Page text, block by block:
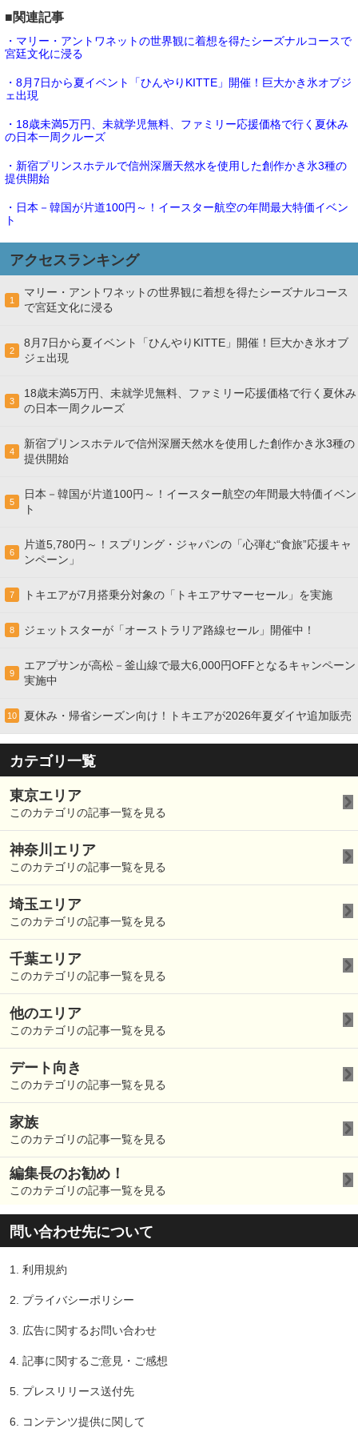
■関連記事
・マリー・アントワネットの世界観に着想を得たシーズナルコースで
宮廷文化に浸る
・8月7日から夏イベント「ひんやりKITTE」開催！巨大かき氷オブジ
ェ出現
・18歳未満5万円、未就学児無料、ファミリー応援価格で行く夏休み
の日本一周クルーズ
・新宿プリンスホテルで信州深層天然水を使用した創作かき氷3種の
提供開始
・日本－韓国が片道100円～！イースター航空の年間最大特価イベン
ト
アクセスランキング
1
マリー・アントワネットの世界観に着想を得たシーズナルコース
で宮廷文化に浸る
2
8月7日から夏イベント「ひんやりKITTE」開催！巨大かき氷オブ
ジェ出現
3
18歳未満5万円、未就学児無料、ファミリー応援価格で行く夏休み
の日本一周クルーズ
4
新宿プリンスホテルで信州深層天然水を使用した創作かき氷3種の
提供開始
5
日本－韓国が片道100円～！イースター航空の年間最大特価イベン
ト
6
片道5,780円～！スプリング・ジャパンの「心弾む“食旅”応援キャ
ンペーン」
7 トキエアが7月搭乗分対象の「トキエアサマーセール」を実施
8 ジェットスターが「オーストラリア路線セール」開催中！
9
エアプサンが高松－釜山線で最大6,000円OFFとなるキャンペーン
実施中
10 夏休み・帰省シーズン向け！トキエアが2026年夏ダイヤ追加販売
カテゴリ一覧
東京エリア
このカテゴリの記事一覧を見る
神奈川エリア
このカテゴリの記事一覧を見る
埼玉エリア
このカテゴリの記事一覧を見る
千葉エリア
このカテゴリの記事一覧を見る
他のエリア
このカテゴリの記事一覧を見る
デート向き
このカテゴリの記事一覧を見る
家族
このカテゴリの記事一覧を見る
編集長のお勧め！
このカテゴリの記事一覧を見る
問い合わせ先について
1. 利用規約
2. プライバシーポリシー
3. 広告に関するお問い合わせ
4. 記事に関するご意見・ご感想
5. プレスリリース送付先
6. コンテンツ提供に関して